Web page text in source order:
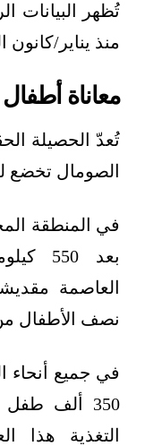
منذ يناير/كانون
معاناة
تُعدّ الحصيلة
الصومال تخضع
في المنطقة
بعد
العاصمة
نصف الأطفال
في جميع أنحاء
350 ألف
التغذية هذا